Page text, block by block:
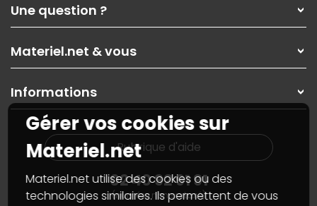
Nos services
Les magasins Materiel.net
Nos solutions pour les pros
Contactez-nous
Une question ?
Paiement, livraison
Garanties,Pack Zen
SAV, demander un retour
Informations
Guides d'achats et tutoriels
Materiel.net & vous
On rachète votre carte graphique
PC sur mesure : Votre RDV personnalisé
Notre démarche écologique
Materiel.net recrute
Notre programme d'affiliation
Partenariat & Sponsoring
Informations
Plan du site
Nos marques
Conditions générales de vente
Informations légales
Données personnellesetcookies
Rubrique d'aide
02 40 92 91 91
(numéro non surtaxé)
Gérer vos cookies sur
Materiel.net
Materiel.net utilise des cookies ou des
technologies similaires. Ils permettent de vous